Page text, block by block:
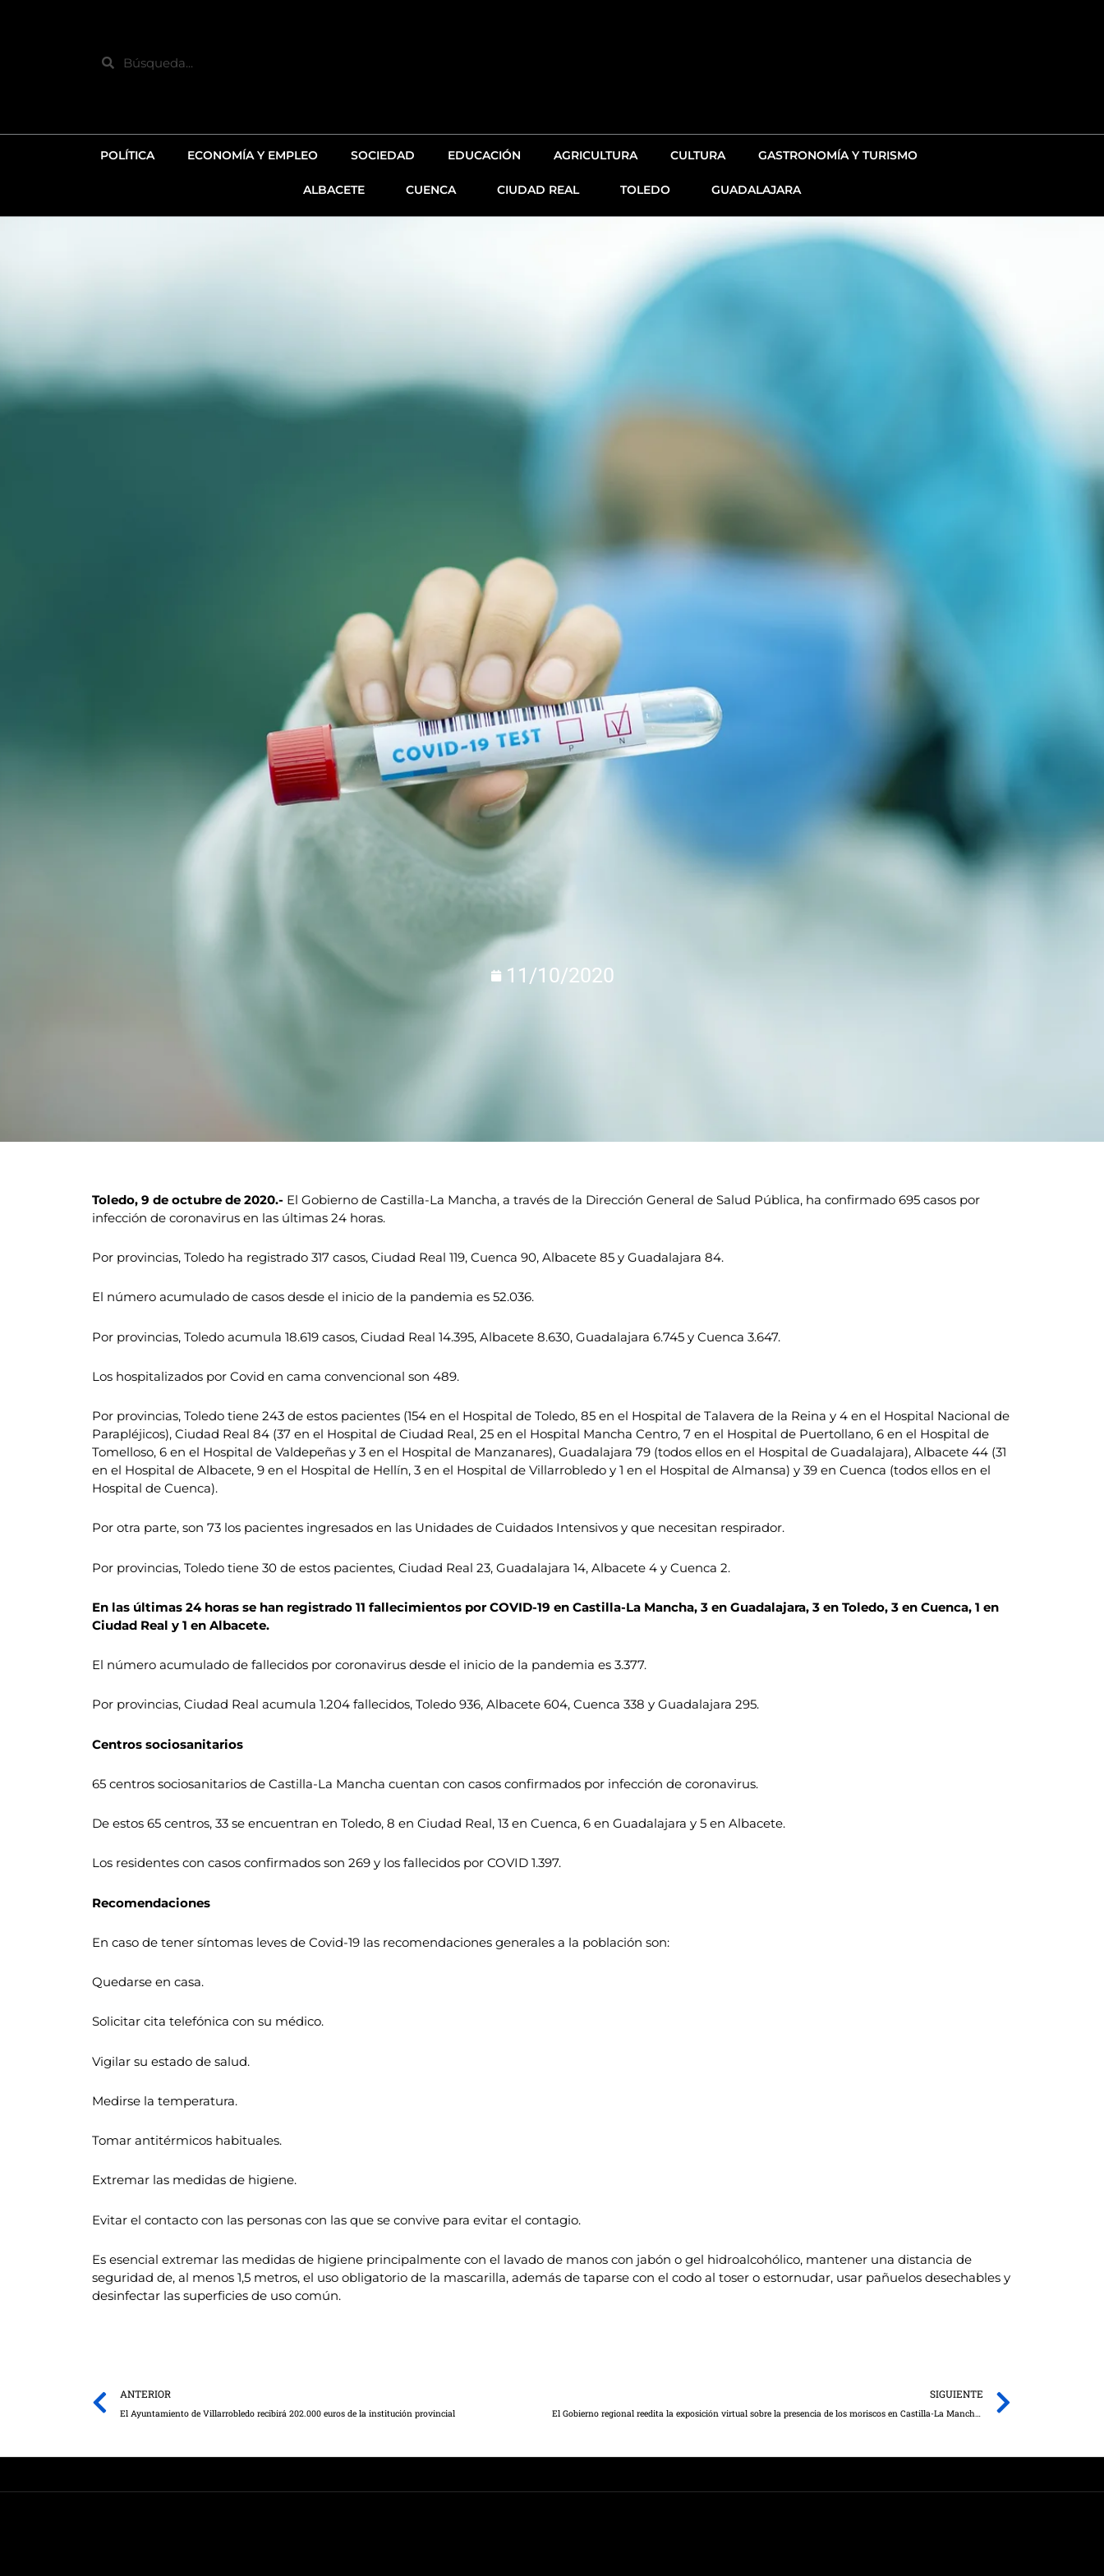
Search
POLÍTICA ECONOMÍA Y EMPLEO SOCIEDAD EDUCACIÓN AGRICULTURA CULTURA GASTRONOMÍA Y TURISMO
ALBACETE CUENCA CIUDAD REAL TOLEDO GUADALAJARA
11/10/2020
Toledo, 9 de octubre de 2020.- El Gobierno de Castilla-La Mancha, a través de la Dirección General de Salud Pública, ha confirmado 695 casos por
infección de coronavirus en las últimas 24 horas.
Por provincias, Toledo ha registrado 317 casos, Ciudad Real 119, Cuenca 90, Albacete 85 y Guadalajara 84.
El número acumulado de casos desde el inicio de la pandemia es 52.036.
Por provincias, Toledo acumula 18.619 casos, Ciudad Real 14.395, Albacete 8.630, Guadalajara 6.745 y Cuenca 3.647.
Los hospitalizados por Covid en cama convencional son 489.
Por provincias, Toledo tiene 243 de estos pacientes (154 en el Hospital de Toledo, 85 en el Hospital de Talavera de la Reina y 4 en el Hospital Nacional de
Parapléjicos), Ciudad Real 84 (37 en el Hospital de Ciudad Real, 25 en el Hospital Mancha Centro, 7 en el Hospital de Puertollano, 6 en el Hospital de
Tomelloso, 6 en el Hospital de Valdepeñas y 3 en el Hospital de Manzanares), Guadalajara 79 (todos ellos en el Hospital de Guadalajara), Albacete 44 (31
en el Hospital de Albacete, 9 en el Hospital de Hellín, 3 en el Hospital de Villarrobledo y 1 en el Hospital de Almansa) y 39 en Cuenca (todos ellos en el
Hospital de Cuenca).
Por otra parte, son 73 los pacientes ingresados en las Unidades de Cuidados Intensivos y que necesitan respirador.
Por provincias, Toledo tiene 30 de estos pacientes, Ciudad Real 23, Guadalajara 14, Albacete 4 y Cuenca 2.
En las últimas 24 horas se han registrado 11 fallecimientos por COVID-19 en Castilla-La Mancha, 3 en Guadalajara, 3 en Toledo, 3 en Cuenca, 1 en
Ciudad Real y 1 en Albacete.
El número acumulado de fallecidos por coronavirus desde el inicio de la pandemia es 3.377.
Por provincias, Ciudad Real acumula 1.204 fallecidos, Toledo 936, Albacete 604, Cuenca 338 y Guadalajara 295.
Centros sociosanitarios
65 centros sociosanitarios de Castilla-La Mancha cuentan con casos confirmados por infección de coronavirus.
De estos 65 centros, 33 se encuentran en Toledo, 8 en Ciudad Real, 13 en Cuenca, 6 en Guadalajara y 5 en Albacete.
Los residentes con casos confirmados son 269 y los fallecidos por COVID 1.397.
Recomendaciones
En caso de tener síntomas leves de Covid-19 las recomendaciones generales a la población son:
Quedarse en casa.
Solicitar cita telefónica con su médico.
Vigilar su estado de salud.
Medirse la temperatura.
Tomar antitérmicos habituales.
Extremar las medidas de higiene.
Evitar el contacto con las personas con las que se convive para evitar el contagio.
Es esencial extremar las medidas de higiene principalmente con el lavado de manos con jabón o gel hidroalcohólico, mantener una distancia de
seguridad de, al menos 1,5 metros, el uso obligatorio de la mascarilla, además de taparse con el codo al toser o estornudar, usar pañuelos desechables y
desinfectar las superficies de uso común.
Prev
ANTERIOR
El Ayuntamiento de Villarrobledo recibirá 202.000 euros de la institución provincial
SIGUIENTE
El Gobierno regional reedita la exposición virtual sobre la presencia de los moriscos en Castilla-La Mancha con contenidos renovados